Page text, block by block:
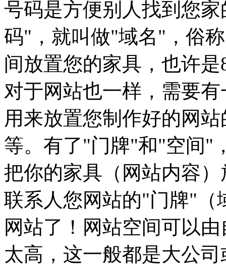
号码是方便别人找到您
码"，就叫做"域名"，俗
间放置您的家具，也许
对于网站也一样，需要
用来放置您制作好的网
等。有了"门牌"和"空间"
把你的家具（网站内容
联系人您网站的"门牌"（
网站了！网站空间可以
太高，这一般都是大公